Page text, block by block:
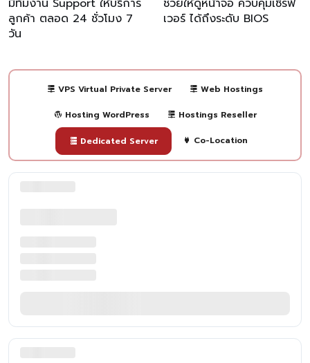
ลูกค้า ตลอด 24 ชั่วโมง 7
วัน
เวอร์ ได้ถึงระดับ BIOS
VPS Virtual Private Server Web Hostings
Hosting WordPress Hostings Reseller
Dedicated Server Co-Location